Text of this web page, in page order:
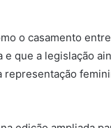
o casamento
que a legislação